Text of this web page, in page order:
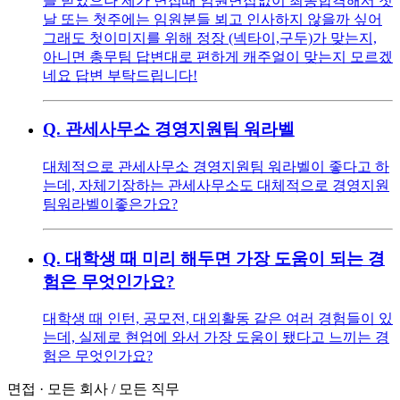
날 또는 첫주에는 임원분들 뵈고 인사하지 않을까 싶어
그래도 첫이미지를 위해 정장 (넥타이,구두)가 맞는지,
아니면 총무팀 답변대로 편하게 캐주얼이 맞는지 모르겠
네요 답변 부탁드립니다!
Q. 관세사무소 경영지원팀 워라벨
대체적으로 관세사무소 경영지원팀 워라벨이 좋다고 하
는데, 자체기장하는 관세사무소도 대체적으로 경영지원
팀워라벨이좋은가요?
Q. 대학생 때 미리 해두면 가장 도움이 되는 경
험은 무엇인가요?
대학생 때 인턴, 공모전, 대외활동 같은 여러 경험들이 있
는데, 실제로 현업에 와서 가장 도움이 됐다고 느끼는 경
험은 무엇인가요?
면접 · 모든 회사 / 모든 직무